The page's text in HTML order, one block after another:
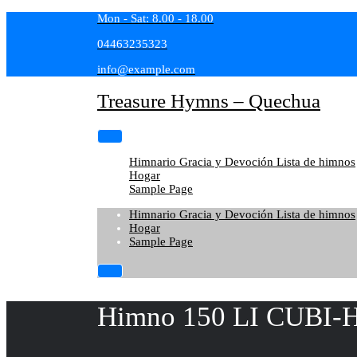
Mon - Sat: 8.00 - 18.00
04463235323
info@example.com
Treasure Hymns – Quechua
Himnario Gracia y Devoción Lista de himnos
Hogar
Sample Page
Himnario Gracia y Devoción Lista de himnos
Hogar
Sample Page
Himno 150 LI CUBI-